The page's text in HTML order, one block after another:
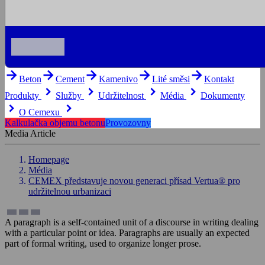
arrow_forwardBeton arrow_forwardCementarrow_forwardKamenivoarrow_forwardLité směsi arrow_forwardKontakt
Produkty
keyboard_arrow_right Služby keyboard_arrow_right Udržitelnost keyboard_arrow_right Média keyboard_arrow_right Dokumenty
keyboard_arrow_right O Cemexu keyboard_arrow_right
Kalkulačka objemu betonuProvozovny
Media Article
Homepage
Média
CEMEX představuje novou generaci přísad Vertua® pro
udržitelnou urbanizaci
A paragraph is a self-contained unit of a discourse in writing dealing
with a particular point or idea. Paragraphs are usually an expected
part of formal writing, used to organize longer prose.